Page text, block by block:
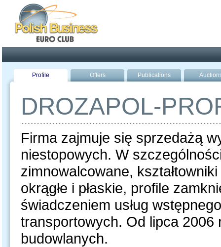
Profile Offers Publications
DROZAPOL-
Firma zajmuje się sprzedażą
niestopowych. W
zimnowalcowane,
okrągłe i płaskie, profile
świadczeniem usług
transportowych. Od lipca
budowlanych.